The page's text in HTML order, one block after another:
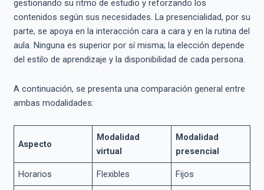
gestionando su ritmo de estudio y reforzando los
contenidos según sus necesidades. La presencialidad, por su
parte, se apoya en la interacción cara a cara y en la rutina del
aula. Ninguna es superior por sí misma; la elección depende
del estilo de aprendizaje y la disponibilidad de cada persona.
A continuación, se presenta una comparación general entre
ambas modalidades:
Aspecto
Modalidad
virtual
Modalidad
presencial
Horarios Flexibles Fijos